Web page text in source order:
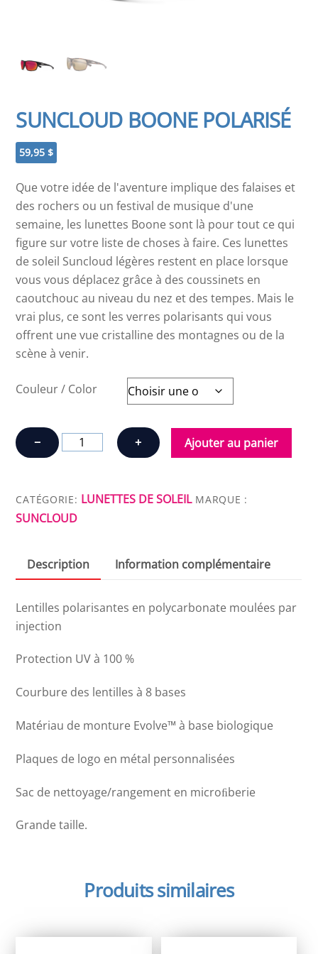
SUNCLOUD BOONE POLARISÉ
59,95 $
Que votre idée de l'aventure implique des falaises et
des rochers ou un festival de musique d'une
semaine, les lunettes Boone sont là pour tout ce qui
figure sur votre liste de choses à faire. Ces lunettes
de soleil Suncloud légères restent en place lorsque
vous vous déplacez grâce à des coussinets en
caoutchouc au niveau du nez et des tempes. Mais le
vrai plus, ce sont les verres polarisants qui vous
offrent une vue cristalline des montagnes ou de la
scène à venir.
Couleur / Color
−
quantité
de
BOONE
POLARISÉ
+ Ajouter au panier
CATÉGORIE: LUNETTES DE SOLEIL MARQUE :
SUNCLOUD
Description Information complémentaire
Lentilles polarisantes en polycarbonate moulées par
injection
Protection UV à 100 %
Courbure des lentilles à 8 bases
Matériau de monture Evolve™ à base biologique
Plaques de logo en métal personnalisées
Sac de nettoyage/rangement en microﬁberie
Grande taille.
Produits similaires